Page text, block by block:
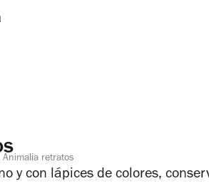
Animalia retratos
y con lápices de colores,